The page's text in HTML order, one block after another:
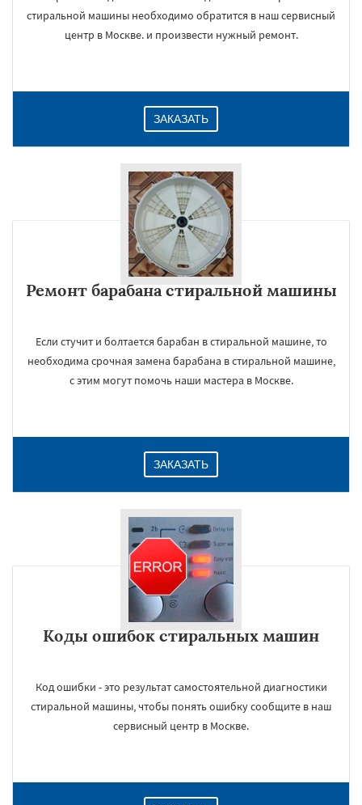
стиральной машины необходимо обратится в наш сервисный
центр в Москве. и произвести нужный ремонт.
ЗАКАЗАТЬ
Ремонт барабана стиральной машины
Если стучит и болтается барабан в стиральной машине, то
необходима срочная замена барабана в стиральной машине,
с этим могут помочь наши мастера в Москве.
ЗАКАЗАТЬ
Коды ошибок стиральных машин
Код ошибки - это результат самостоятельной диагностики
стиральной машины, чтобы понять ошибку сообщите в наш
сервисный центр в Москве.